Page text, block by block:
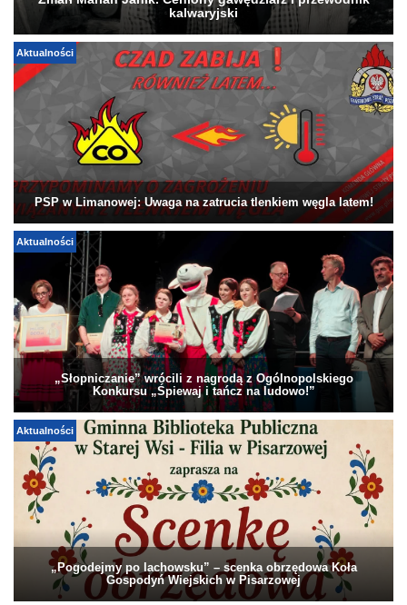
kalwaryjski
Aktualności
PSP w Limanowej: Uwaga na zatrucia tlenkiem węgla latem!
Aktualności
„Słopniczanie” wrócili z nagrodą z Ogólnopolskiego
Konkursu „Śpiewaj i tańcz na ludowo!”
Aktualności
„Pogodejmy po lachowsku” – scenka obrzędowa Koła
Gospodyń Wiejskich w Pisarzowej